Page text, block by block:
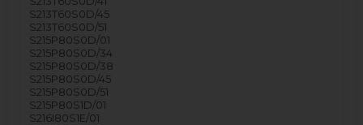
S213T60S0D/45
S213T60S0D/51
S215P80S0D/01
S215P80S0D/34
S215P80S0D/38
S215P80S0D/45
S215P80S0D/51
S215P80S1D/01
S216I80S1E/01